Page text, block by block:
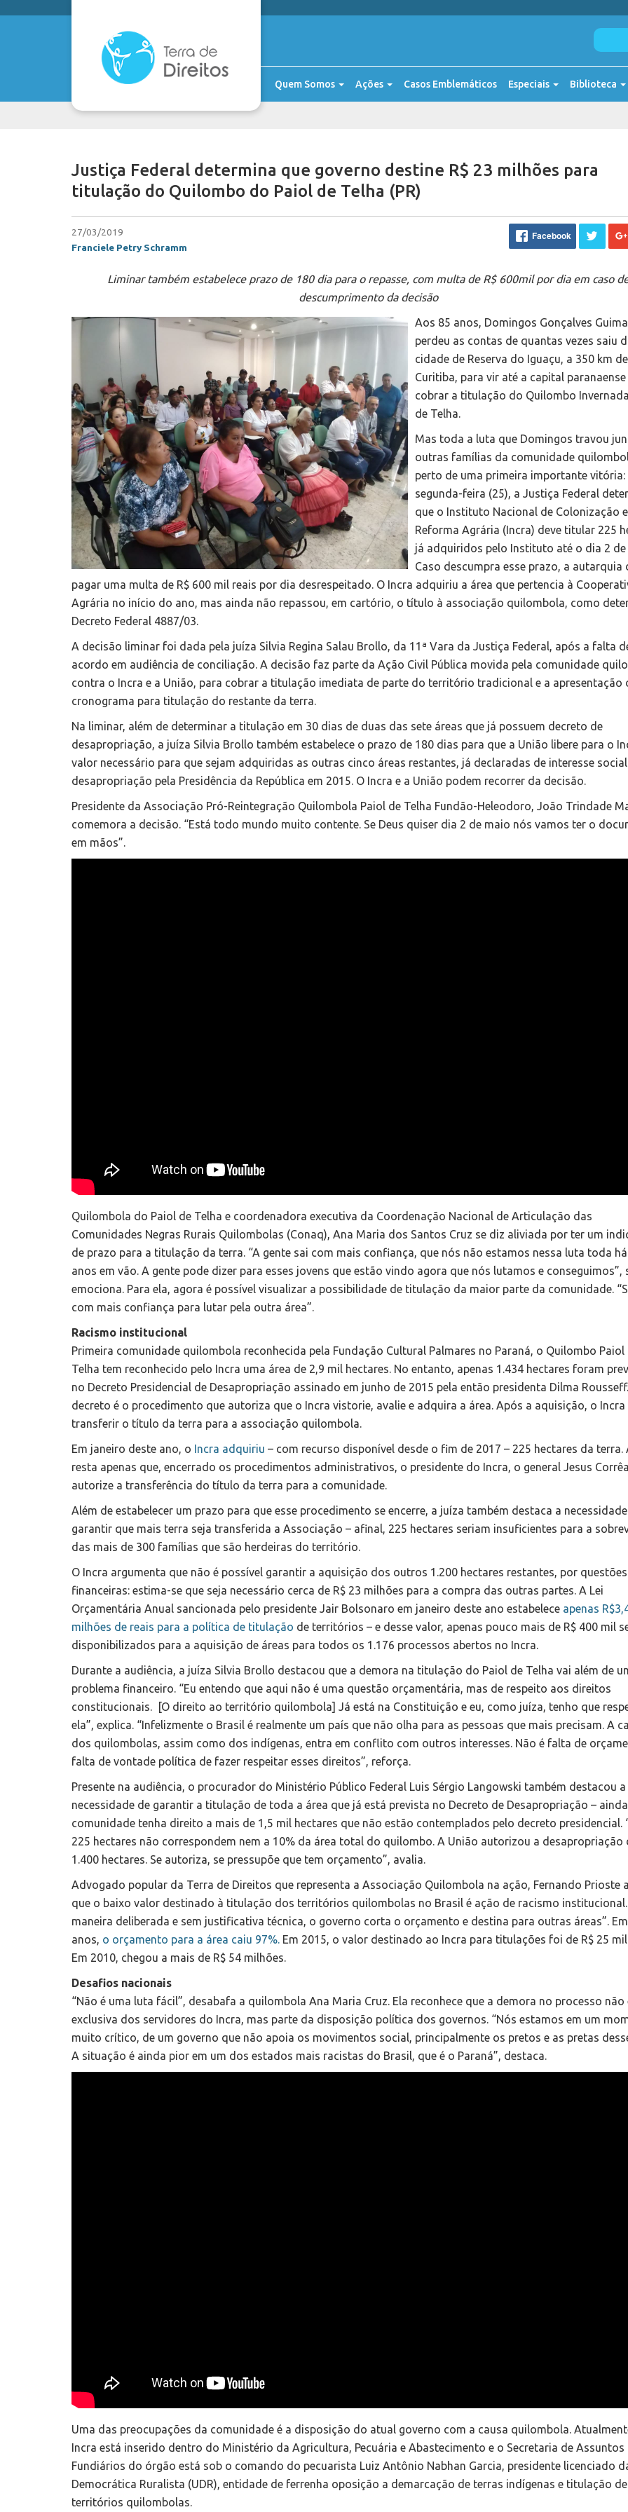
Quem Somos Ações Casos Emblemáticos Especiais Biblioteca
Justiça Federal determina que governo destine R$ 23 milhões para
titulação do Quilombo do Paiol de Telha (PR)
27/03/2019
Franciele Petry Schramm
Facebook
Liminar também estabelece prazo de 180 dia para o repasse, com multa de R$ 600mil por dia em caso
descumprimento da decisão
Aos 85 anos, Domingos Gonçalves
perdeu as contas de quantas vezes saiu
cidade de Reserva do Iguaçu, a 350 km de
Curitiba, para vir até a capital paranaense
cobrar a titulação do Quilombo
de Telha.
Mas toda a luta que Domingos travou
outras famílias da comunidade
perto de uma primeira importante vitória:
segunda-feira (25), a Justiça Federal
que o Instituto Nacional de Colonização e
Reforma Agrária (Incra) deve titular 225
já adquiridos pelo Instituto até o dia 2 de
Caso descumpra esse prazo, a autarquia
pagar uma multa de R$ 600 mil reais por dia desrespeitado. O Incra adquiriu a área que pertencia à
Agrária no início do ano, mas ainda não repassou, em cartório, o título à associação quilombola, como
Decreto Federal 4887/03.
A decisão liminar foi dada pela juíza Silvia Regina Salau Brollo, da 11ª Vara da Justiça Federal, após a falta
acordo em audiência de conciliação. A decisão faz parte da Ação Civil Pública movida pela comunidade
contra o Incra e a União, para cobrar a titulação imediata de parte do território tradicional e a apresentação
cronograma para titulação do restante da terra.
Na liminar, além de determinar a titulação em 30 dias de duas das sete áreas que já possuem decreto de
desapropriação, a juíza Silvia Brollo também estabelece o prazo de 180 dias para que a União libere para o
valor necessário para que sejam adquiridas as outras cinco áreas restantes, já declaradas de interesse
desapropriação pela Presidência da República em 2015. O Incra e a União podem recorrer da decisão.
Presidente da Associação Pró-Reintegração Quilombola Paiol de Telha Fundão-Heleodoro, João Trindade
comemora a decisão. “Está todo mundo muito contente. Se Deus quiser dia 2 de maio nós vamos ter o
em mãos”.
Quilombola do Paiol de Telha e coordenadora executiva da Coordenação Nacional de Articulação das
Comunidades Negras Rurais Quilombolas (Conaq), Ana Maria dos Santos Cruz se diz aliviada por ter um
de prazo para a titulação da terra. “A gente sai com mais confiança, que nós não estamos nessa luta toda
anos em vão. A gente pode dizer para esses jovens que estão vindo agora que nós lutamos e conseguimos”,
emociona. Para ela, agora é possível visualizar a possibilidade de titulação da maior parte da comunidade.
com mais confiança para lutar pela outra área”.
Racismo institucional
Primeira comunidade quilombola reconhecida pela Fundação Cultural Palmares no Paraná, o Quilombo Paiol
Telha tem reconhecido pelo Incra uma área de 2,9 mil hectares. No entanto, apenas 1.434 hectares foram
no Decreto Presidencial de Desapropriação assinado em junho de 2015 pela então presidenta Dilma
decreto é o procedimento que autoriza que o Incra vistorie, avalie e adquira a área. Após a aquisição, o Incra
transferir o título da terra para a associação quilombola.
Em janeiro deste ano, o Incra adquiriu – com recurso disponível desde o fim de 2017 – 225 hectares da terra.
resta apenas que, encerrado os procedimentos administrativos, o presidente do Incra, o general Jesus
autorize a transferência do título da terra para a comunidade.
Além de estabelecer um prazo para que esse procedimento se encerre, a juíza também destaca a
garantir que mais terra seja transferida a Associação – afinal, 225 hectares seriam insuficientes para a
das mais de 300 famílias que são herdeiras do território.
O Incra argumenta que não é possível garantir a aquisição dos outros 1.200 hectares restantes, por questões
financeiras: estima-se que seja necessário cerca de R$ 23 milhões para a compra das outras partes. A Lei
Orçamentária Anual sancionada pelo presidente Jair Bolsonaro em janeiro deste ano estabelece apenas
milhões de reais para a política de titulação de territórios – e desse valor, apenas pouco mais de R$ 400 mil
disponibilizados para a aquisição de áreas para todos os 1.176 processos abertos no Incra.
Durante a audiência, a juíza Silvia Brollo destacou que a demora na titulação do Paiol de Telha vai além de
problema financeiro. “Eu entendo que aqui não é uma questão orçamentária, mas de respeito aos direitos
constitucionais. [O direito ao território quilombola] Já está na Constituição e eu, como juíza, tenho que
ela”, explica. “Infelizmente o Brasil é realmente um país que não olha para as pessoas que mais precisam. A
dos quilombolas, assim como dos indígenas, entra em conflito com outros interesses. Não é falta de
falta de vontade política de fazer respeitar esses direitos”, reforça.
Presente na audiência, o procurador do Ministério Público Federal Luis Sérgio Langowski também destacou a
necessidade de garantir a titulação de toda a área que já está prevista no Decreto de Desapropriação –
comunidade tenha direito a mais de 1,5 mil hectares que não estão contemplados pelo decreto presidencial.
225 hectares não correspondem nem a 10% da área total do quilombo. A União autorizou a desapropriação
1.400 hectares. Se autoriza, se pressupõe que tem orçamento”, avalia.
Advogado popular da Terra de Direitos que representa a Associação Quilombola na ação, Fernando Prioste
que o baixo valor destinado à titulação dos territórios quilombolas no Brasil é ação de racismo institucional.
maneira deliberada e sem justificativa técnica, o governo corta o orçamento e destina para outras áreas”.
anos, o orçamento para a área caiu 97%. Em 2015, o valor destinado ao Incra para titulações foi de R$ 25
Em 2010, chegou a mais de R$ 54 milhões.
Desafios nacionais
“Não é uma luta fácil”, desabafa a quilombola Ana Maria Cruz. Ela reconhece que a demora no processo não
exclusiva dos servidores do Incra, mas parte da disposição política dos governos. “Nós estamos em um
muito crítico, de um governo que não apoia os movimentos social, principalmente os pretos e as pretas
A situação é ainda pior em um dos estados mais racistas do Brasil, que é o Paraná”, destaca.
Uma das preocupações da comunidade é a disposição do atual governo com a causa quilombola.
Incra está inserido dentro do Ministério da Agricultura, Pecuária e Abastecimento e o Secretaria de Assuntos
Fundiários do órgão está sob o comando do pecuarista Luiz Antônio Nabhan Garcia, presidente licenciado
Democrática Ruralista (UDR), entidade de ferrenha oposição a demarcação de terras indígenas e titulação de
territórios quilombolas.